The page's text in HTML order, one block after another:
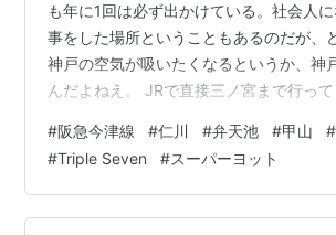
も年に1回は必ず出かけている。社会人
事をした場所ということもあるのだが、
神戸の空気が吸いたくなるというか、神
んだよねえ。 JRで直接三ノ宮まで行っ
しぶりである。学生時代は最寄り駅が阪
たので一番乗っていたのだが、全く乗ら
生時代は全く乗らなかった近鉄に今は一
いう。時の移ろいを感じるなあ。 途中
#阪急今津線 #仁川 #弁天池 #甲山 #
#Triple Seven #スーパーヨット